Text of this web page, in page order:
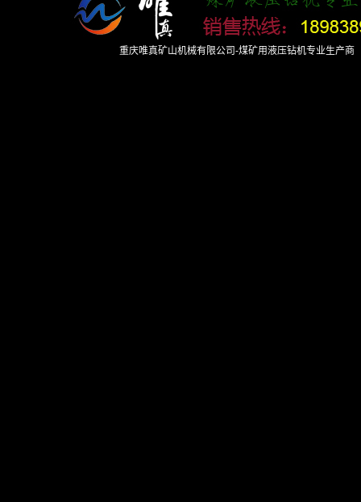
重庆唯真矿山机械有限公司-煤矿用液压钻机专业生